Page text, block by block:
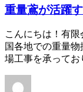
重量鳶が活躍
こんにちは！有
国各地での重量
場工事を承って